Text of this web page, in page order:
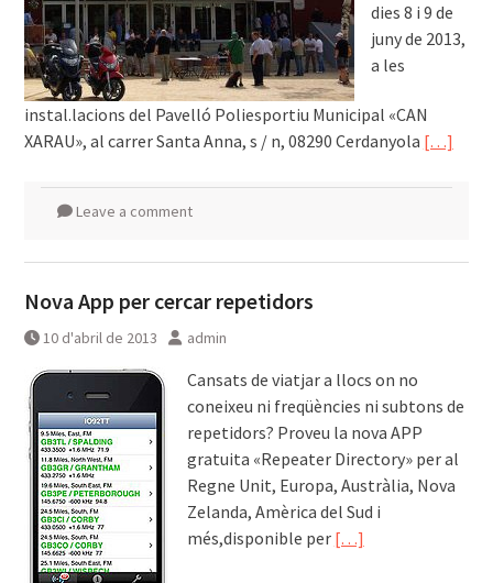
dies 8 i 9 de
juny de 2013,
a les
instal.lacions del Pavelló Poliesportiu Municipal «CAN
XARAU»​​, al carrer Santa Anna, s / n, 08290 Cerdanyola […]
Leave a comment
Nova App per cercar repetidors
10 d'abril de 2013 admin
Cansats de viatjar a llocs on no
coneixeu ni freqüències ni subtons de
repetidors? Proveu la nova APP
gratuita «Repeater Directory» per al
Regne Unit, Europa, Austràlia, Nova
Zelanda, Amèrica del Sud i
més,disponible per […]